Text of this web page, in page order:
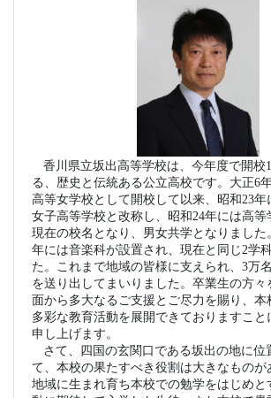
香川県立坂出高等学校は、今年度で開校
る、歴史と伝統ある公立高校です。大正6
高等女学校として開校して以来、昭和23年
女子高等学校と改称し、昭和24年には高等
現在の校名となり、男女共学となりました
年には音楽科が設置され、現在と同じ2学
た。これまで地域の皆様に支えられ、3万
を送り出してまいりました。卒業生の方々
面から多大なるご支援とご尽力を賜り、本
多彩な教育活動を展開できておりますこと
申し上げます。
さて、四国の玄関口である坂出の地に位
て、本校の果たすべき役割は大きなものが
地域に生まれ育ち本校での勉学をはじめと